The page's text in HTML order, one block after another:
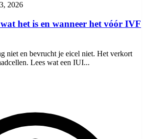
2026
het is en wanneer het vóór IVF
niet en bevrucht je eicel niet. Het verkort
Lees wat een IUI...